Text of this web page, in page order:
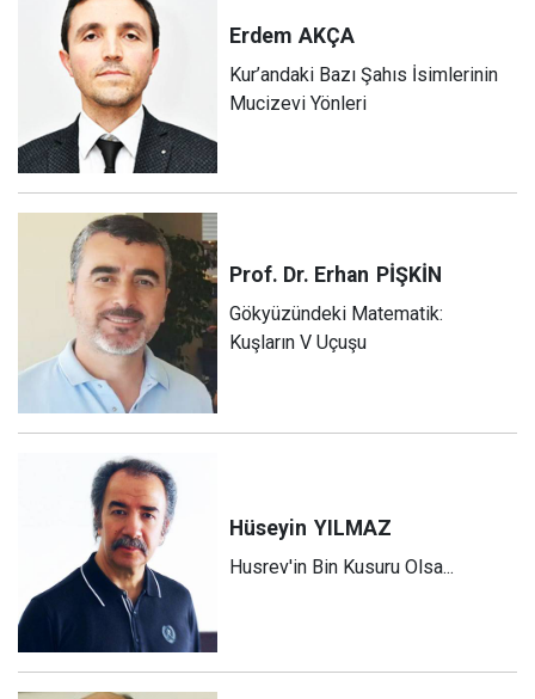
Erdem AKÇA
Kur’andaki Bazı Şahıs İsimlerinin
Mucizevi Yönleri
Prof. Dr. Erhan PİŞKİN
Gökyüzündeki Matematik:
Kuşların V Uçuşu
Hüseyin YILMAZ
Husrev'in Bin Kusuru Olsa...